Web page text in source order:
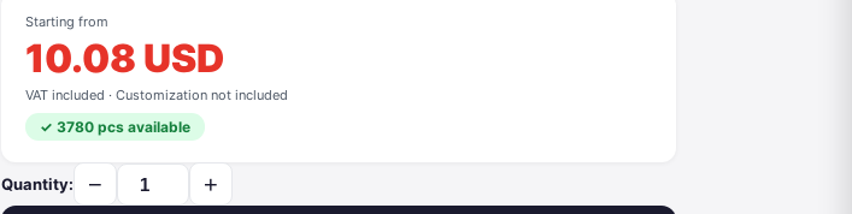
Starting from
10.08 USD
VAT included · Customization not included
✓ 3780 pcs available
Quantity: − +